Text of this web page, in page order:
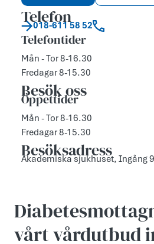
Telefon
018-611 58 52
Telefontider
Mån - Tor 8-16.30
Fredagar 8-15.30
Besök oss
Öppettider
Mån - Tor 8-16.30
Fredagar 8-15.30
Besöksadress
Akademiska sjukhuset, Ingång
vårt vårdutbud